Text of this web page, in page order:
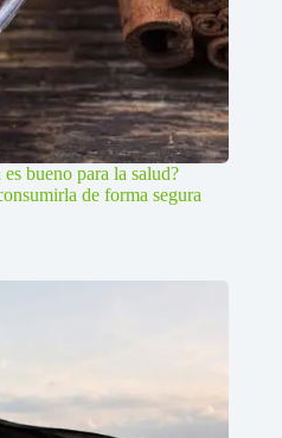
bueno para la salud?
de forma segura